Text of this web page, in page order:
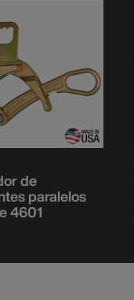
de
paralelos
4601